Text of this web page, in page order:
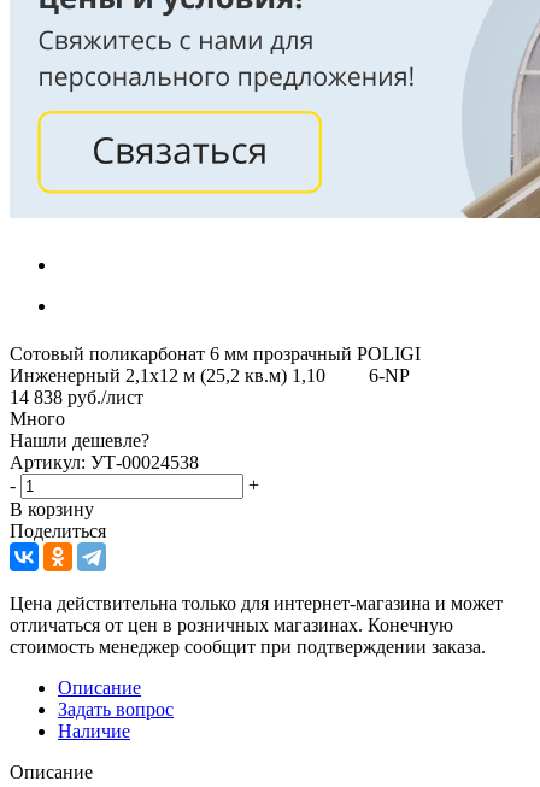
Сотовый поликарбонат 6 мм прозрачный POLIGI
Инженерный 2,1х12 м (25,2 кв.м) 1,10 6-NP
14 838 руб./лист
Много
Нашли дешевле?
Артикул: УТ-00024538
-
+
В корзину
Поделиться
Цена действительна только для интернет-магазина и может
отличаться от цен в розничных магазинах. Конечную
стоимость менеджер сообщит при подтверждении заказа.
Описание
Задать вопрос
Наличие
Описание